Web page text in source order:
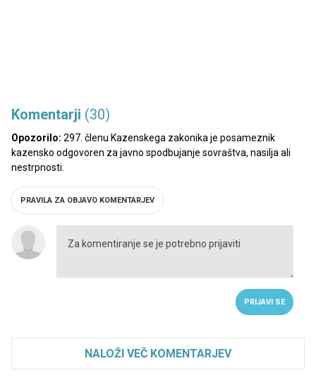
Komentarji (30)
Opozorilo: 297. členu Kazenskega zakonika je posameznik
kazensko odgovoren za javno spodbujanje sovraštva, nasilja ali
nestrpnosti.
PRAVILA ZA OBJAVO KOMENTARJEV
PRIJAVI SE
NALOŽI VEČ KOMENTARJEV